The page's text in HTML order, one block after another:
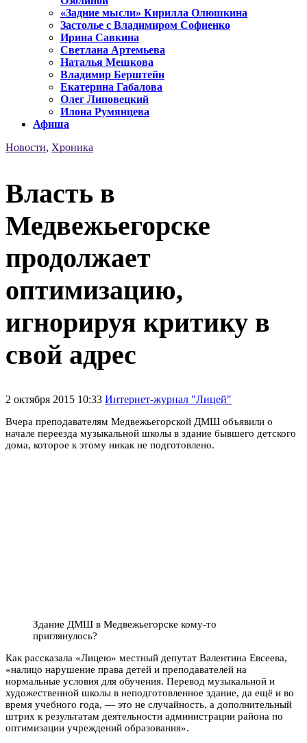
«Задние мысли» Кирилла Олюшкина
Застолье с Владимиром Софиенко
Ирина Савкина
Светлана Артемьева
Наталья Мешкова
Владимир Берштейн
Екатерина Габалова
Олег Липовецкий
Илона Румянцева
Афиша
Новости, Хроника
Власть в
Медвежьегорске
продолжает
оптимизацию,
игнорируя критику в
свой адрес
2 октября 2015 10:33 Интернет-журнал "Лицей"
Вчера преподавателям Медвежьегорской ДМШ объявили о
начале переезда музыкальной школы в здание бывшего детского
дома, которое к этому никак не подготовлено.
Здание ДМШ в Медвежьегорске кому-то
приглянулось?
Как рассказала «Лицею» местный депутат Валентина Евсеева,
«налицо нарушение права детей и преподавателей на
нормальные условия для обучения. Перевод музыкальной и
художественной школы в неподготовленное здание, да ещё и во
время учебного года, — это не случайность, а дополнительный
штрих к результатам деятельности администрации района по
оптимизации учреждений образования».